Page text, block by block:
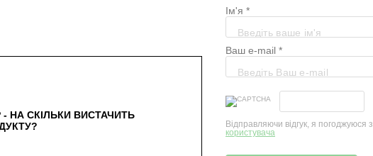
- НА СКІЛЬКИ ВИСТАЧИТЬ
Ім'я *
Ваш e-mail *
Відправляючи відгук, я погоджуюся з
користувача